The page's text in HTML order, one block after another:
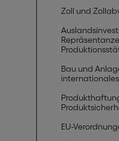
Zoll und
Bau und
EU-